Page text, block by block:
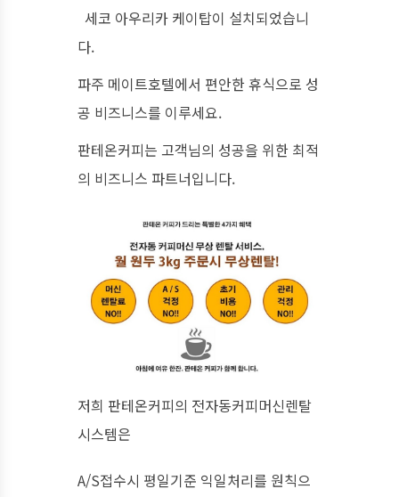
세코 아우리카 케이탑이 설치되었습니
다.
파주 메이트호텔에서 편안한 휴식으로 성
공 비즈니스를 이루세요.
판테온커피는 고객님의 성공을 위한 최적
의 비즈니스 파트너입니다.
저희 판테온커피의 전자동커피머신렌탈
시스템은
A/S접수시 평일기준 익일처리를 원칙으